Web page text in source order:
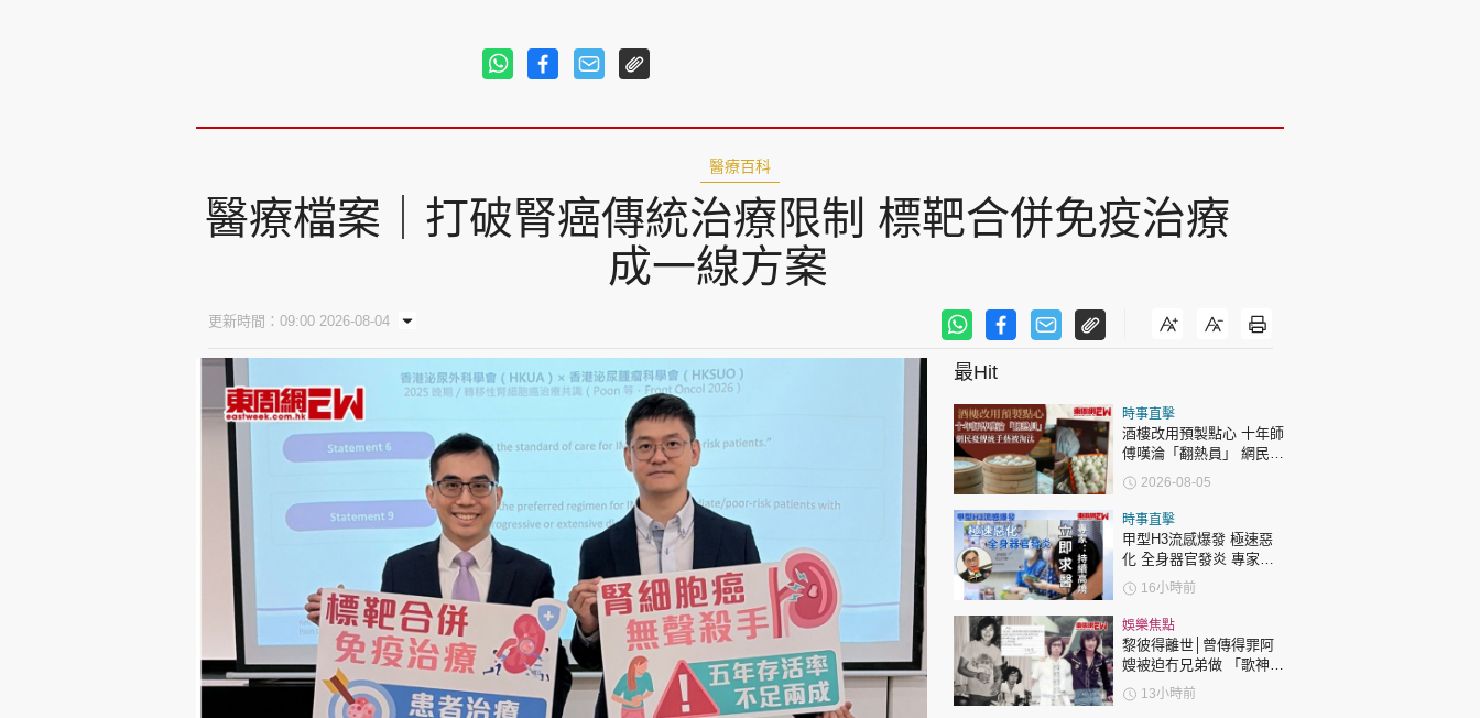
醫療百科
醫療檔案｜打破腎癌傳統治療限制 標靶合併免疫治療
成一線方案
更新時間：09:00 2026-08-04
最Hit
時事直擊
酒樓改用預製點心 十年師
傅嘆淪「翻熱員」 網民憂
傳統手藝被淘汰
2026-08-05
時事直擊
甲型H3流感爆發 極速惡
化 全身器官發炎 專家：
持續高燒要立即求醫
16小時前
娛樂焦點
黎彼得離世│曾傳得罪阿
嫂被迫冇兄弟做 「歌神」
許冠傑親筆撰寫悼念忘友
13小時前